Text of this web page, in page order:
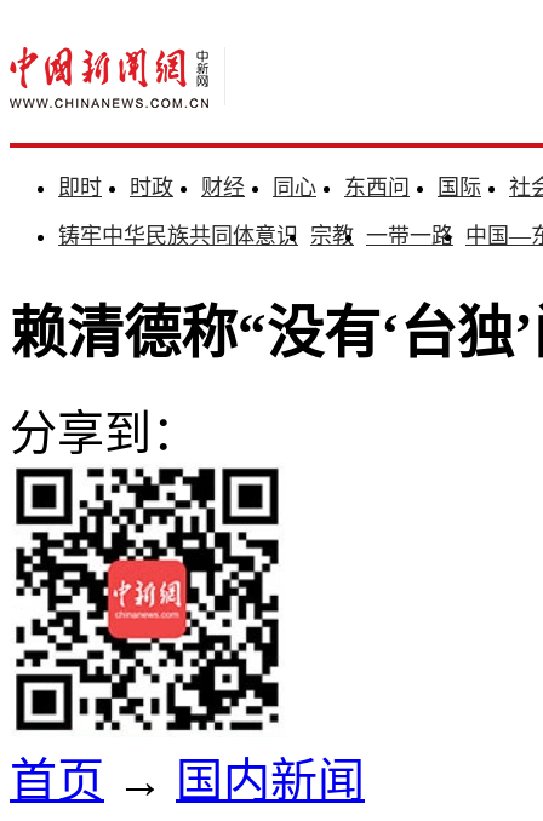
即时 时政 财经 同心 东西问 国际
社
铸牢中华民族共同体意识 宗教 一带一路 中国—
赖清德称“没有‘台独
分享到：
首页 → 国内新闻